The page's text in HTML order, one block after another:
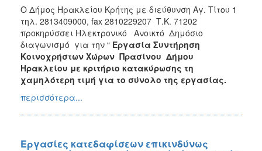
Ο Δήμος Ηρακλείου Κρήτης με διεύθυνση Αγ. Τίτου 1
τηλ. 2813409000, fax 2810229207 Τ.Κ. 71202
προκηρύσσει Ηλεκτρονικό Ανοικτό Δημόσιο
διαγωνισμό για την “ Εργασία Συντήρηση
Κοινοχρήστων Χώρων Πρασίνου Δήμου
Ηρακλείου με κριτήριο κατακύρωσης τη
χαμηλότερη τιμή για το σύνολο της εργασίας.
περισσότερα...
Εργασίες κατεδαφίσεων επικινδύνως